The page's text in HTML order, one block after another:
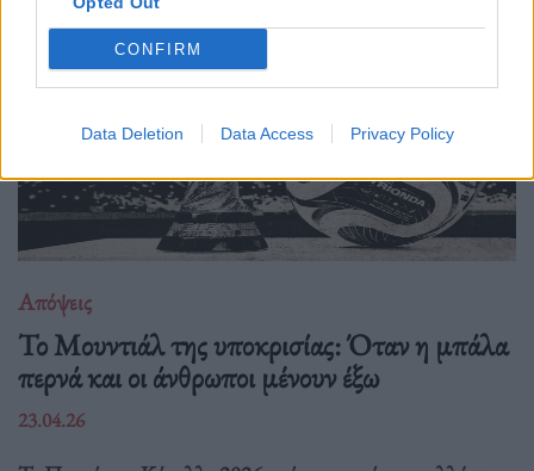
CONFIRM
Data Deletion Data Access Privacy Policy
Απόψεις
Το Μουντιάλ της υποκρισίας: Όταν η μπάλα
περνά και οι άνθρωποι μένουν έξω
23.04.26